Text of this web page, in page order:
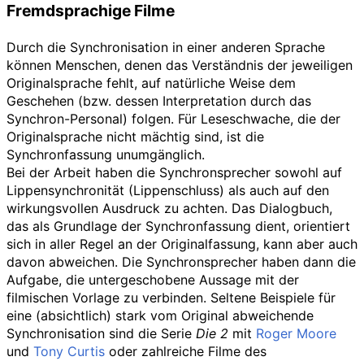
Fremdsprachige Filme
Durch die Synchronisation in einer anderen Sprache
können Menschen, denen das Verständnis der jeweiligen
Originalsprache fehlt, auf natürliche Weise dem
Geschehen (bzw. dessen Interpretation durch das
Synchron-Personal) folgen. Für Leseschwache, die der
Originalsprache nicht mächtig sind, ist die
Synchronfassung unumgänglich.
Bei der Arbeit haben die Synchronsprecher sowohl auf
Lippensynchronität (Lippenschluss) als auch auf den
wirkungsvollen Ausdruck zu achten. Das Dialogbuch,
das als Grundlage der Synchronfassung dient, orientiert
sich in aller Regel an der Originalfassung, kann aber auch
davon abweichen. Die Synchronsprecher haben dann die
Aufgabe, die untergeschobene Aussage mit der
filmischen Vorlage zu verbinden. Seltene Beispiele für
eine (absichtlich) stark vom Original abweichende
Synchronisation sind die Serie Die 2 mit Roger Moore
und Tony Curtis oder zahlreiche Filme des